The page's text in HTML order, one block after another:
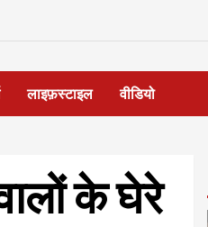
लाइफ़स्टाइल वीडियो
के घेरे